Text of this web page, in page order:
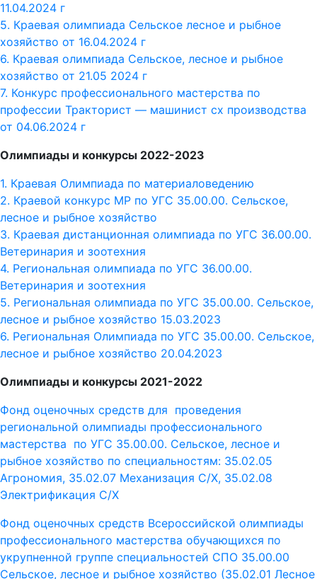
11.04.2024 г
5. Краевая олимпиада Сельское лесное и рыбное
хозяйство от 16.04.2024 г
6. Краевая олимпиада Сельское, лесное и рыбное
хозяйство от 21.05 2024 г
7. Конкурс профессионального мастерства по
профессии Тракторист — машинист сх производства
от 04.06.2024 г
Олимпиады и конкурсы 2022-2023
1. Краевая Олимпиада по материаловедению
2. Краевой конкурс МР по УГС 35.00.00. Сельское,
лесное и рыбное хозяйство
3. Краевая дистанционная олимпиада по УГС 36.00.00.
Ветеринария и зоотехния
4. Региональная олимпиада по УГС 36.00.00.
Ветеринария и зоотехния
5. Региональная олимпиада по УГС 35.00.00. Сельское,
лесное и рыбное хозяйство 15.03.2023
6. Региональная Олимпиада по УГС 35.00.00. Сельское,
лесное и рыбное хозяйство 20.04.2023
Олимпиады и конкурсы 2021-2022
Фонд оценочных средств для проведения
региональной олимпиады профессионального
мастерства по УГС 35.00.00. Сельское, лесное и
рыбное хозяйство по специальностям: 35.02.05
Агрономия, 35.02.07 Механизация С/Х, 35.02.08
Электрификация С/Х
Фонд оценочных средств Всероссийской олимпиады
профессионального мастерства обучающихся по
укрупненной группе специальностей СПО 35.00.00
Сельское, лесное и рыбное хозяйство (35.02.01 Лесное